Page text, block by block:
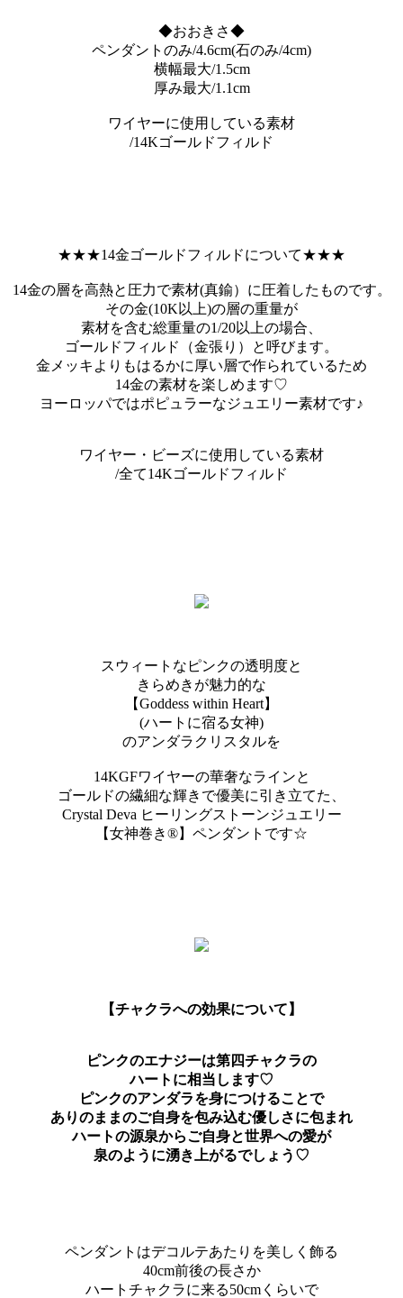
◆おおきさ◆
ペンダントのみ/4.6cm(石のみ/4cm)
横幅最大/1.5cm
厚み最大/1.1cm
ワイヤーに使用している素材
/14Kゴールドフィルド
★★★14金ゴールドフィルドについて★★★
14金の層を高熱と圧力で素材(真鍮）に圧着したものです。
その金(10K以上)の層の重量が
素材を含む総重量の1/20以上の場合、
ゴールドフィルド（金張り）と呼びます。
金メッキよりもはるかに厚い層で作られているため
14金の素材を楽しめます♡
ヨーロッパではポピュラーなジュエリー素材です♪
ワイヤー・ビーズに使用している素材
/全て14Kゴールドフィルド
スウィートなピンクの透明度と
きらめきが魅力的な
【Goddess within Heart】
(ハートに宿る女神)
のアンダラクリスタルを
14KGFワイヤーの華奢なラインと
ゴールドの繊細な輝きで優美に引き立てた、
Crystal Deva ヒーリングストーンジュエリー
【女神巻き®】ペンダントです☆
【チャクラへの効果について】
ピンクのエナジーは第四チャクラの
ハートに相当します♡
ピンクのアンダラを身につけることで
ありのままのご自身を包み込む優しさに包まれ
ハートの源泉からご自身と世界への愛が
泉のように湧き上がるでしょう♡
ペンダントはデコルテあたりを美しく飾る
40cm前後の長さか
ハートチャクラに来る50cmくらいで